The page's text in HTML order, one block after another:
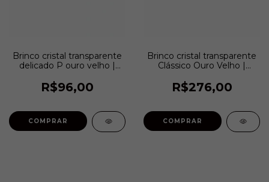
Brinco cristal transparente
delicado P ouro velho |
R$96,00
COMPRAR
Brinco cristal transparente
Clássico Ouro Velho |
R$276,00
COMPRAR